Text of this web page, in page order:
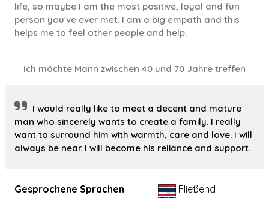
life, so maybe I am the most positive, loyal and fun
person you've ever met. I am a big empath and this
helps me to feel other people and help.
Ich möchte Mann zwischen 40 und 70 Jahre treffen
I would really like to meet a decent and mature
man who sincerely wants to create a family. I really
want to surround him with warmth, care and love. I will
always be near. I will become his reliance and support.
Gesprochene Sprachen
Fließend